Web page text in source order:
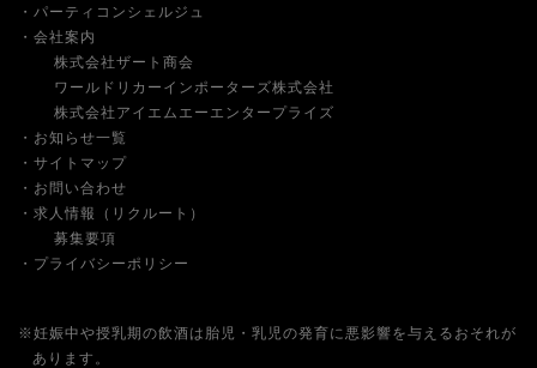
パーティコンシェルジュ
会社案内
株式会社ザート商会
ワールドリカーインポーターズ株式会社
株式会社アイエムエーエンタープライズ
お知らせ一覧
サイトマップ
お問い合わせ
求人情報（リクルート）
募集要項
プライバシーポリシー
※妊娠中や授乳期の飲酒は胎児・乳児の発育に悪影響を与えるおそれが
あります。